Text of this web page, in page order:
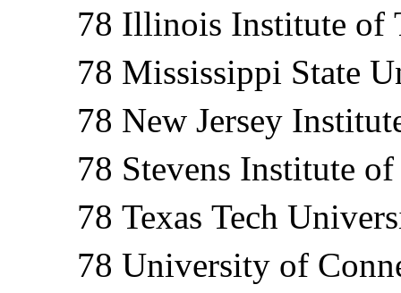
78 Illinois Institute of
78 Mississippi State
78 New Jersey
78 Stevens Institute of
78 Texas Tech
78 University of